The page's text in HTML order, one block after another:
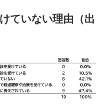
ていない理由（出